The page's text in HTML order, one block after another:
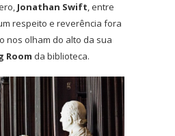
Jonathan Swift, entre
respeito e reverência fora
nos olham do alto da sua
Room da biblioteca.